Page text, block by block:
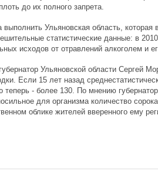
до их полного запрета.
Ульяновская область, которая
статистические данные: в
исходов от отравлений алкоголем и
Ульяновской области Сергей
Если 15 лет назад
теперь - более 130. По мнению
для организма количество
облике жителей вверенного ему